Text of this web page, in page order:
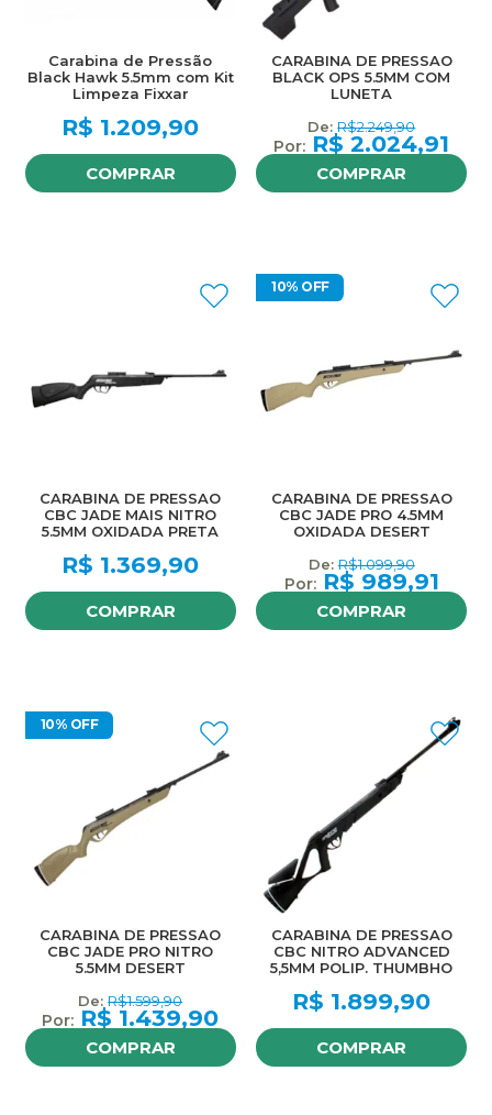
Carabina de Pressão
Black Hawk 5.5mm com Kit
Limpeza Fixxar
R$ 1.209,90
COMPRAR
CARABINA DE PRESSAO
BLACK OPS 5.5MM COM
LUNETA
R$2.249,90
R$ 2.024,91
COMPRAR
CARABINA DE PRESSAO
CBC JADE MAIS NITRO
5.5MM OXIDADA PRETA
R$ 1.369,90
COMPRAR
10% OFF
CARABINA DE PRESSAO
CBC JADE PRO 4.5MM
OXIDADA DESERT
R$1.099,90
R$ 989,91
COMPRAR
10% OFF
CARABINA DE PRESSAO
CBC JADE PRO NITRO
5.5MM DESERT
R$1.599,90
R$ 1.439,90
COMPRAR
CARABINA DE PRESSAO
CBC NITRO ADVANCED
5,5MM POLIP. THUMBHO
R$ 1.899,90
COMPRAR